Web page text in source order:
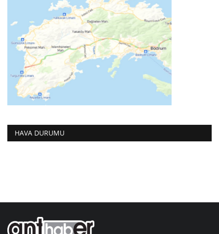
HAVA DURUMU